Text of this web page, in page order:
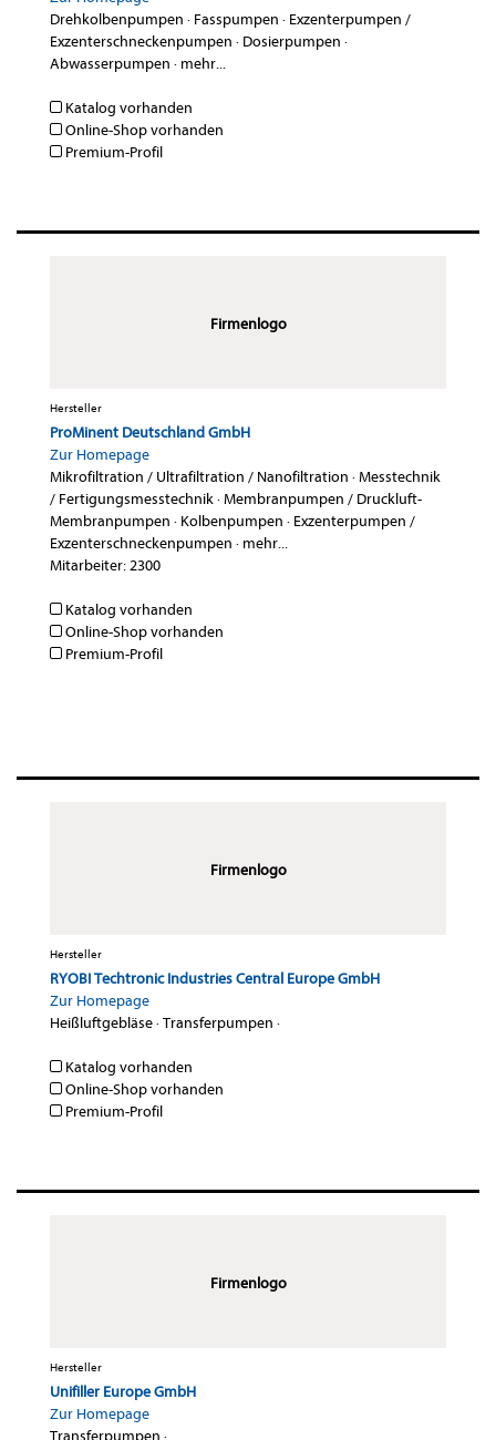
Drehkolbenpumpen · Fasspumpen · Exzenterpumpen /
Exzenterschneckenpumpen · Dosierpumpen ·
Abwasserpumpen · mehr...
Katalog vorhanden
Online-Shop vorhanden
Premium-Profil
Firmenlogo
Hersteller
ProMinent Deutschland GmbH
Zur Homepage
Mikrofiltration / Ultrafiltration / Nanofiltration ·Messtechnik
/ Fertigungsmesstechnik·Membranpumpen / Druckluft-
Membranpumpen · Kolbenpumpen · Exzenterpumpen /
Exzenterschneckenpumpen · mehr...
Mitarbeiter: 2300
Katalog vorhanden
Online-Shop vorhanden
Premium-Profil
Firmenlogo
Hersteller
RYOBI Techtronic Industries Central Europe GmbH
Zur Homepage
Heißluftgebläse·Transferpumpen ·
Katalog vorhanden
Online-Shop vorhanden
Premium-Profil
Firmenlogo
Hersteller
Unifiller Europe GmbH
Zur Homepage